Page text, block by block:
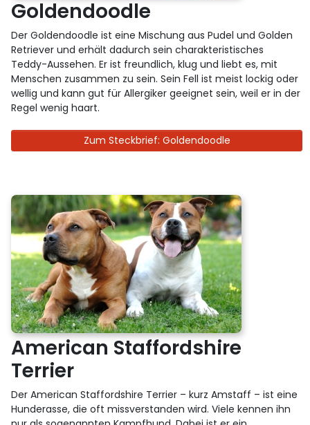
Goldendoodle
Der Goldendoodle ist eine Mischung aus Pudel und Golden
Retriever und erhält dadurch sein charakteristisches
Teddy-Aussehen. Er ist freundlich, klug und liebt es, mit
Menschen zusammen zu sein. Sein Fell ist meist lockig oder
wellig und kann gut für Allergiker geeignet sein, weil er in der
Regel wenig haart.
Zum Steckbrief: Goldendoodle
American Staffordshire
Terrier
Der American Staffordshire Terrier – kurz Amstaff – ist eine
Hunderasse, die oft missverstanden wird. Viele kennen ihn